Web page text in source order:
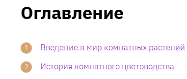
Оглавление
Введение в мир комнатных растений
История комнатного цветоводства